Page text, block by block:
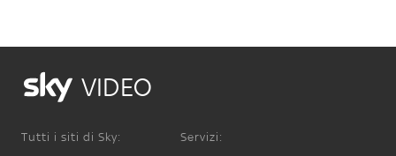
VIDEO
Tutti i siti di Sky: Servizi: